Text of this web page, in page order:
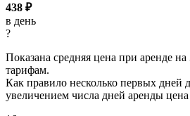
438 ₽
в день
?
Показана средняя цена при аренде
тарифам.
Как правило несколько первых дней
увеличением числа дней аренды